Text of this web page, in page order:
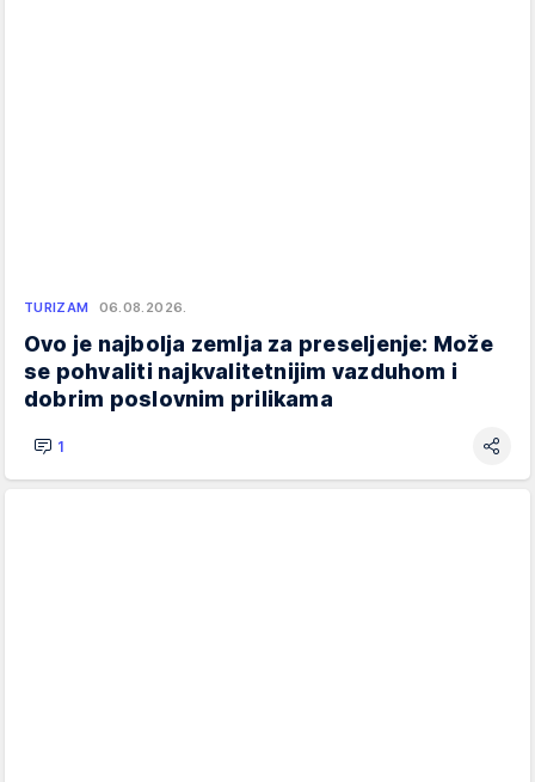
TURIZAM 06.08.2026.
Ovo je najbolja zemlja za preseljenje: Može
se pohvaliti najkvalitetnijim vazduhom i
dobrim poslovnim prilikama
1